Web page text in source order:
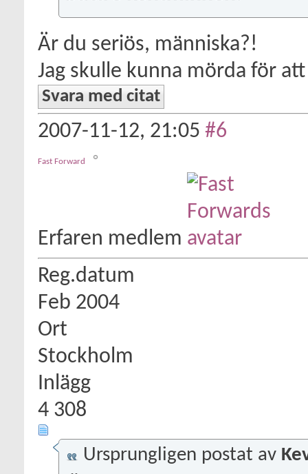
Är du seriös, människa?!
Jag skulle kunna mörda för
Svara med citat
2007-11-12, 21:05 #6
Fast Forward
Erfaren medlem
Reg.datum
Feb 2004
Ort
Stockholm
Inlägg
4 308
Ursprungligen postat av